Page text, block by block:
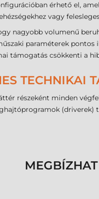
érhető el,
vagy
nagyobb volumenű
paraméterek pontos
támogatás csökkenti a
TECHNIKAI
részeként minden
(driverek)